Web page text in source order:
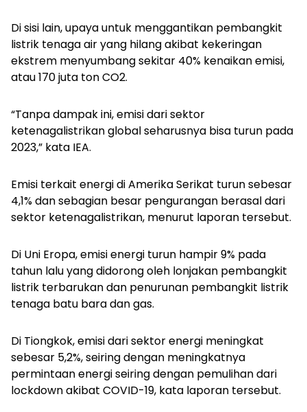
Di sisi lain,upaya untuk menggantikan pembangkit
listrik tenaga air yang hilang akibat kekeringan
ekstrem menyumbang sekitar 40% kenaikan emisi,
atau 170 juta ton CO2.
“Tanpa dampak ini, emisi dari sektor
ketenagalistrikan global seharusnya bisa turun pada
2023,” kata IEA.
Emisi terkait energi di Amerika Serikat turun sebesar
4,1% dan sebagian besar pengurangan berasal dari
sektor ketenagalistrikan, menurut laporan tersebut.
Di Uni Eropa, emisi energi turun hampir 9% pada
tahun lalu yang didorong oleh lonjakan pembangkit
listrik terbarukan dan penurunan pembangkit listrik
tenaga batu bara dan gas.
Di Tiongkok, emisi dari sektor energi meningkat
sebesar 5,2%, seiring dengan meningkatnya
permintaan energi seiring dengan pemulihan dari
lockdown akibat COVID-19, kata laporan tersebut.